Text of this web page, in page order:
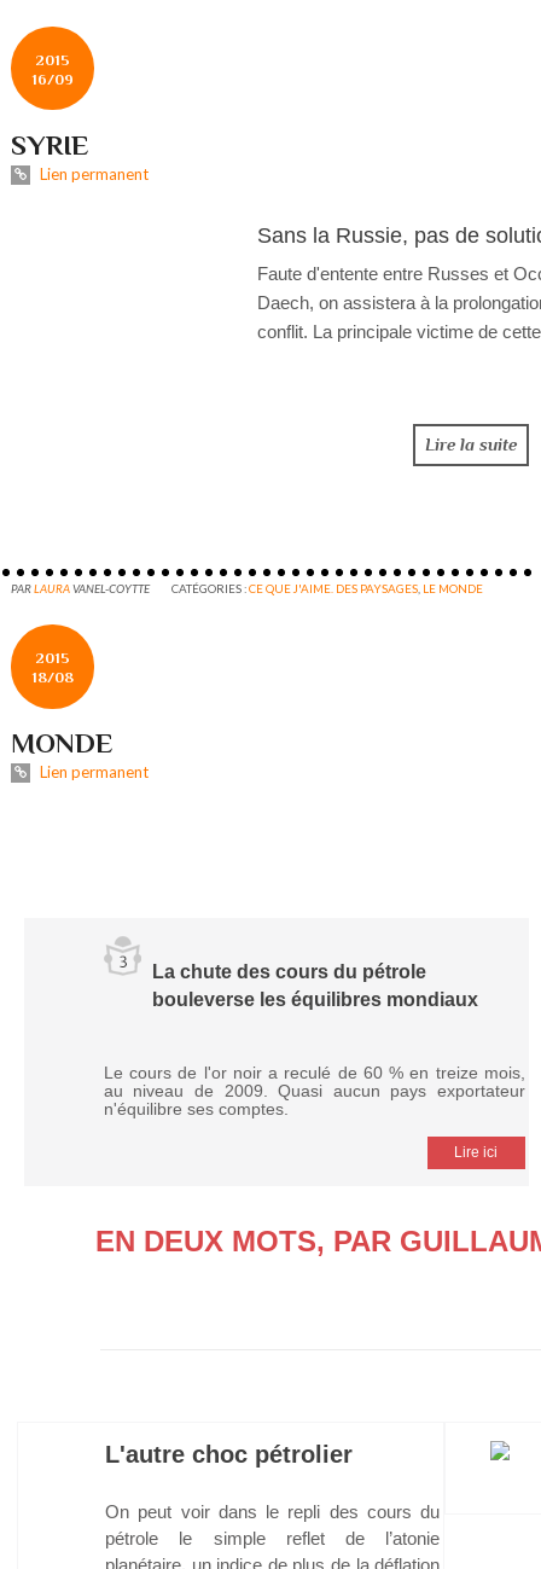
2015
16/09
SYRIE
Lien permanent
Sans la Russie, pas de
Faute d'entente entre Russes et
Daech, on assistera à la
conflit. La principale victime de
Lire la suite
PARLAURAVANEL-COYTTE CATÉGORIES :CE QUE J'AIME. DES PAYSAGES LE MONDE
2015
18/08
MONDE
Lien permanent
La chute des cours du pétrole
bouleverse les équilibres mondiaux
Le cours de l'or noir a reculé de 60 % en treize mois,
au niveau de 2009. Quasi aucun pays exportateur
n'équilibre ses comptes.
Lire ici
EN DEUX MOTS, PAR
L'autre choc pétrolier
On peut voir dans le repli des cours du
pétrole le simple reflet de l’atonie
planétaire, un indice de plus de la déflation